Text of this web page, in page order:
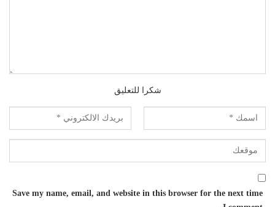
شكرا للتعليق
Save my name, email, and website in this browser for the next time